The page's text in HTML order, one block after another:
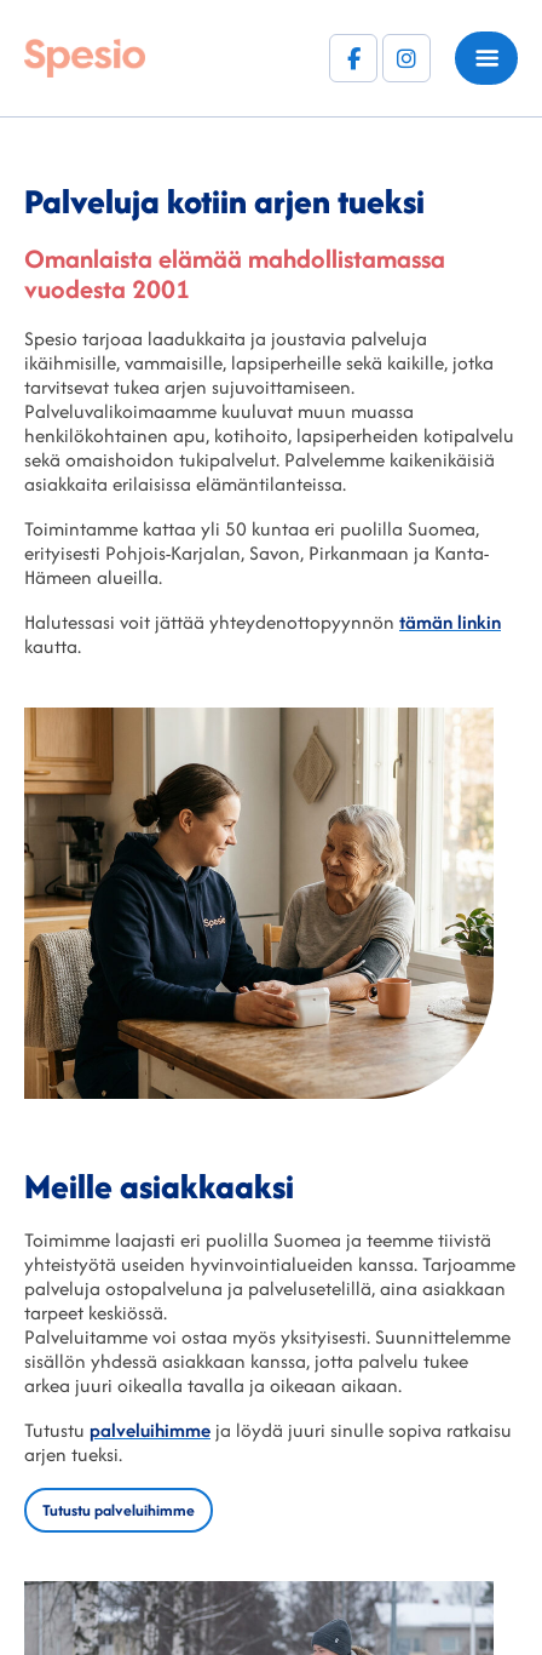
FacebookInstagram
Palveluja kotiin arjen tueksi
Omanlaista elämää mahdollistamassa
vuodesta 2001
Spesio tarjoaa laadukkaita ja joustavia palveluja
ikäihmisille, vammaisille, lapsiperheille sekä kaikille, jotka
tarvitsevat tukea arjen sujuvoittamiseen.
Palveluvalikoimaamme kuuluvat muun muassa
henkilökohtainen apu, kotihoito, lapsiperheiden kotipalvelu
sekä omaishoidon tukipalvelut. Palvelemme kaikenikäisiä
asiakkaita erilaisissa elämäntilanteissa.
Toimintamme kattaa yli 50 kuntaa eri puolilla Suomea,
erityisesti Pohjois-Karjalan, Savon, Pirkanmaan ja Kanta-
Hämeen alueilla.
Halutessasi voit jättää yhteydenottopyynnön tämän linkin
kautta.
Meille asiakkaaksi
Toimimme laajasti eri puolilla Suomea ja teemme tiivistä
yhteistyötä useiden hyvinvointialueiden kanssa. Tarjoamme
palveluja ostopalveluna ja palvelusetelillä, aina asiakkaan
tarpeet keskiössä.
Palveluitamme voi ostaa myös yksityisesti. Suunnittelemme
sisällön yhdessä asiakkaan kanssa, jotta palvelu tukee
arkea juuri oikealla tavalla ja oikeaan aikaan.
Tutustu palveluihimme ja löydä juuri sinulle sopiva ratkaisu
arjen tueksi.
Tutustu palveluihimme